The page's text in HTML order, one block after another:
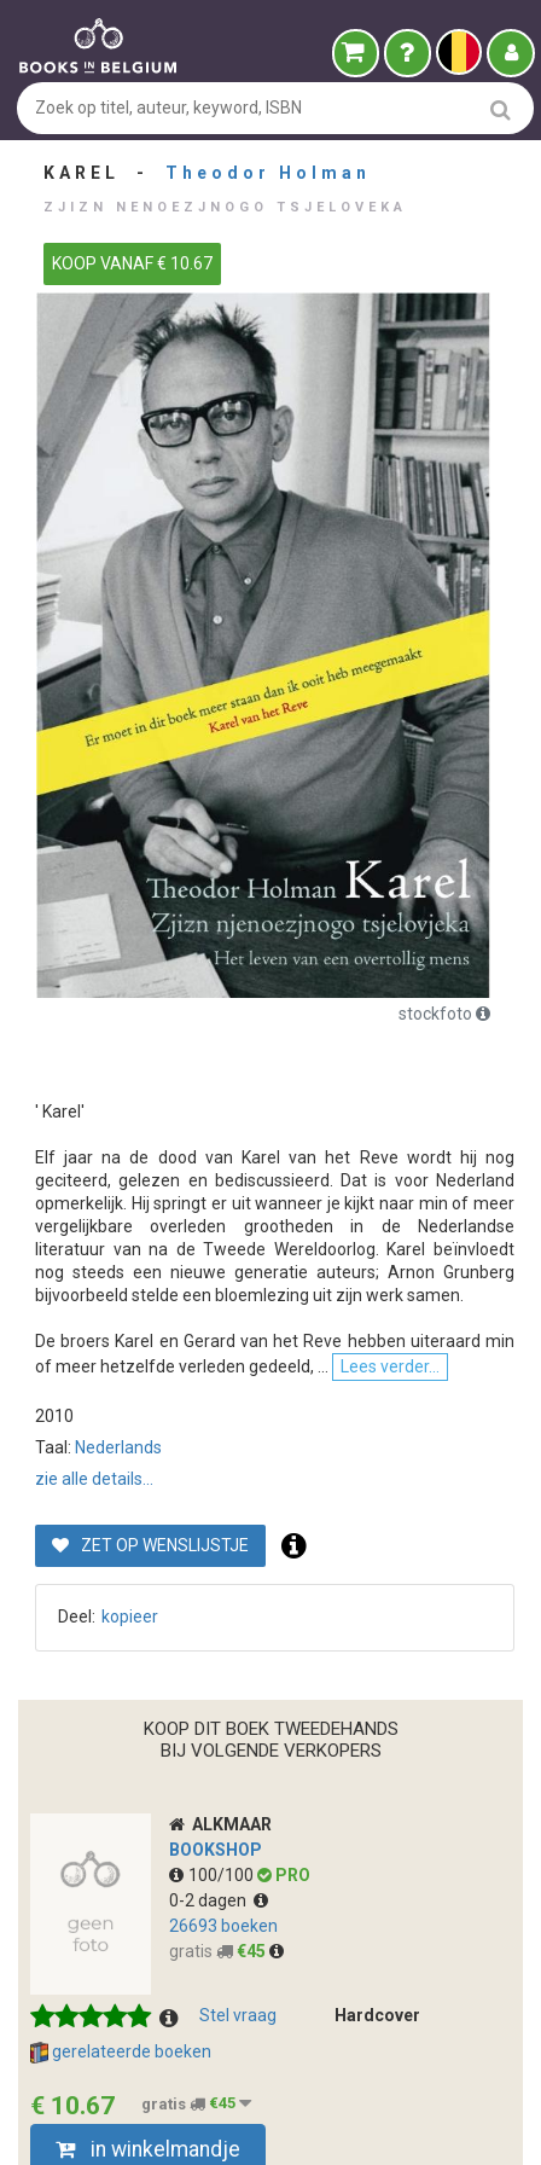
KAREL - Theodor Holman
ZJIZN NENOEZJNOGO TSJELOVEKA
KOOP VANAF € 10.67
stockfoto
' Karel'
Elf jaar na de dood van Karel van het Reve wordt hij nog
geciteerd, gelezen en bediscussieerd. Dat is voor Nederland
opmerkelijk. Hij springt er uit wanneer je kijkt naar min of meer
vergelijkbare overleden grootheden in de Nederlandse
literatuur van na de Tweede Wereldoorlog. Karel beïnvloedt
nog steeds een nieuwe generatie auteurs; Arnon Grunberg
bijvoorbeeld stelde een bloemlezing uit zijn werk samen.
De broers Karel en Gerard van het Reve hebben uiteraard min
of meer hetzelfde verleden gedeeld, ...
Lees verder...
2010
Taal: Nederlands
zie alle details...
ZET OP WENSLIJSTJE
Deel: kopieer
KOOP DIT BOEK TWEEDEHANDS
BIJ VOLGENDE VERKOPERS
ALKMAAR
BOOKSHOP
100/100
PRO
0-2 dagen
26693 boeken
gratis
€45
Stel vraag
Hardcover
gerelateerde boeken
€ 10.67 gratis €45
in winkelmandje